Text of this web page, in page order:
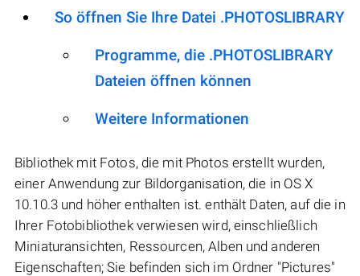
So öffnen Sie Ihre Datei .PHOTOSLIBRARY
Programme, die .PHOTOSLIBRARY
Dateien öffnen können
Weitere Informationen
Bibliothek mit Fotos, die mit Photos erstellt wurden,
einer Anwendung zur Bildorganisation, die in OS X
10.10.3 und höher enthalten ist. enthält Daten, auf die in
Ihrer Fotobibliothek verwiesen wird, einschließlich
Miniaturansichten, Ressourcen, Alben und anderen
Eigenschaften; Sie befinden sich im Ordner "Pictures"